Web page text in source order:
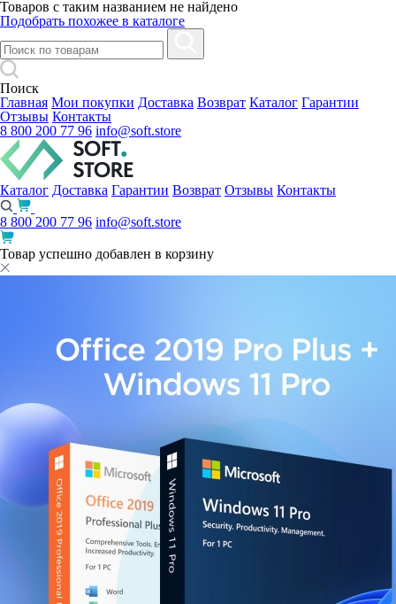
Товаров с таким названием не найдено
Подобрать похожее в каталоге
Поиск
Главная Мои покупки Доставка Возврат Каталог Гарантии
Отзывы Контакты
8 800 200 77 96 info@soft.store
Каталог Доставка Гарантии Возврат Отзывы Контакты
8 800 200 77 96 info@soft.store
Товар успешно добавлен в корзину